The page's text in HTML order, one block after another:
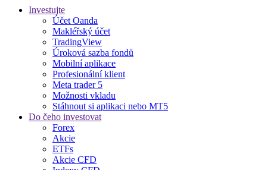
Investujte
Účet Oanda
Makléřský účet
TradingView
Úroková sazba fondů
Mobilní aplikace
Profesionální klient
Meta trader 5
Možnosti vkladu
Stáhnout si aplikaci nebo MT5
Do čeho investovat
Forex
Akcie
ETFs
Akcie CFD